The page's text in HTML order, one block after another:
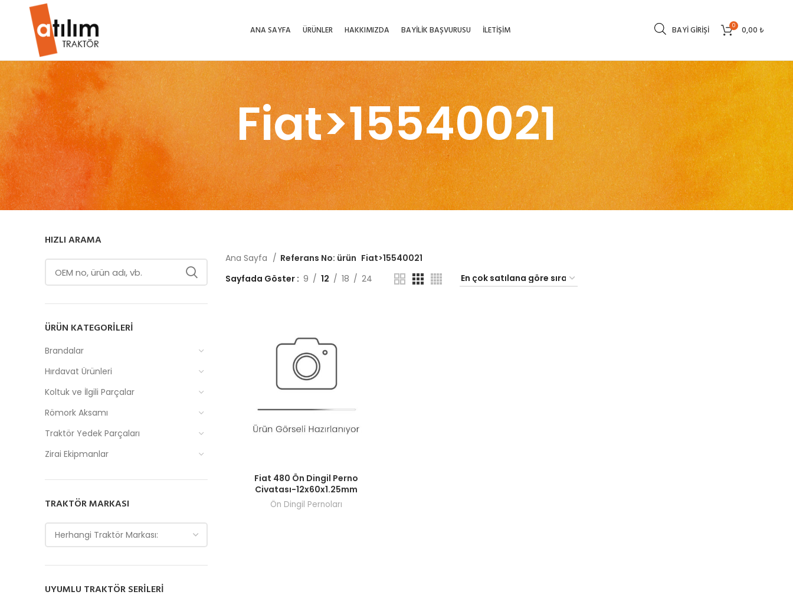
ANA SAYFA ÜRÜNLER HAKKIMIZDA BAYİLİK BAŞVURUSU İLETİŞİM BAYI GIRIŞI 0 0,00₺
Fiat>15540021
HIZLI ARAMA
ÜRÜN KATEGORILERI
Brandalar
Hırdavat Ürünleri
Koltuk ve İlgili Parçalar
Römork Aksamı
Traktör Yedek Parçaları
Zirai Ekipmanlar
TRAKTÖR MARKASI
Herhangi Traktör Markası:
UYUMLU TRAKTÖR SERILERI
Ana Sayfa Referans No: ürün Fiat>15540021
Sayfada Göster
9 12 18 24
Fiyatları görmek için bayi girişi yapın.
Fiat 480 Ön Dingil Perno
Civatası-12x60x1.25mm
Ön Dingil Pernoları